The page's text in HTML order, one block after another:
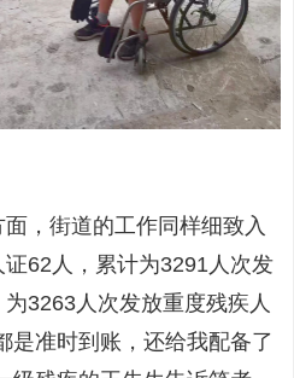
街道的工作同样细致入
62人，累计为3291人次发
3263人次发放重度残疾人
是准时到账，还给我配备了